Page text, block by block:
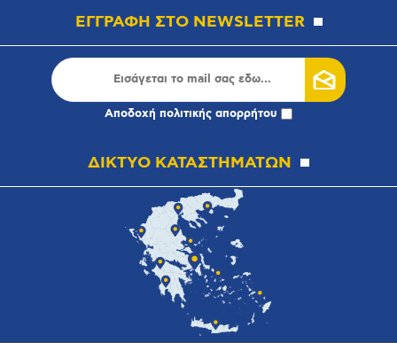
ΕΓΓΡΑΦΗ ΣΤΟ NEWSLETTER
Αποδοχή πολιτικής απορρήτου
ΔΙΚΤΥΟ ΚΑΤΑΣΤΗΜΑΤΩΝ